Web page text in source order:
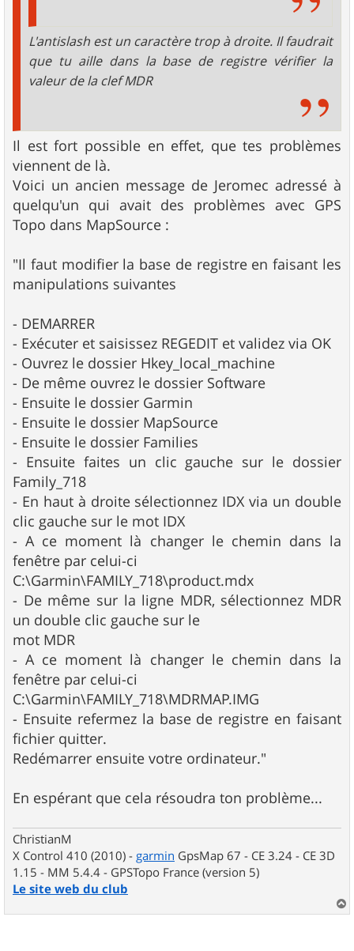
L'antislash est un caractère trop à droite. Il faudrait
que tu aille dans la base de registre vérifier la
valeur de la clef MDR
Il est fort possible en effet, que tes problèmes
viennent de là.
Voici un ancien message de Jeromec adressé à
quelqu'un qui avait des problèmes avec GPS
Topo dans MapSource :
"Il faut modifier la base de registre en faisant les
manipulations suivantes
- DEMARRER
- Exécuter et saisissez REGEDIT et validez via OK
- Ouvrez le dossier Hkey_local_machine
- De même ouvrez le dossier Software
- Ensuite le dossier Garmin
- Ensuite le dossier MapSource
- Ensuite le dossier Families
- Ensuite faites un clic gauche sur le dossier
Family_718
- En haut à droite sélectionnez IDX via un double
clic gauche sur le mot IDX
- A ce moment là changer le chemin dans la
fenêtre par celui-ci
C:\Garmin\FAMILY_718\product.mdx
- De même sur la ligne MDR, sélectionnez MDR
un double clic gauche sur le
mot MDR
- A ce moment là changer le chemin dans la
fenêtre par celui-ci
C:\Garmin\FAMILY_718\MDRMAP.IMG
- Ensuite refermez la base de registre en faisant
fichier quitter.
Redémarrer ensuite votre ordinateur."
En espérant que cela résoudra ton problème...
ChristianM
X Control 410 (2010) - garmin GpsMap 67 - CE 3.24 - CE 3D
1.15 - MM 5.4.4 - GPSTopo France (version 5)
Le site web du club
a